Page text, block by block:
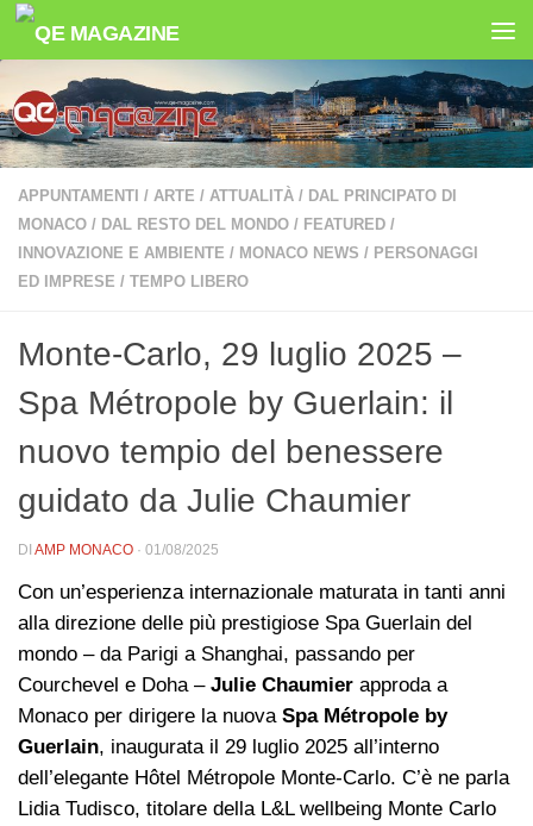
Salta al contenuto
APPUNTAMENTI / ARTE / ATTUALITÀ / DAL PRINCIPATO DI
MONACO / DAL RESTO DEL MONDO / FEATURED /
INNOVAZIONE E AMBIENTE / MONACO NEWS / PERSONAGGI
ED IMPRESE / TEMPO LIBERO
Monte-Carlo, 29 luglio 2025 –
Spa Métropole by Guerlain: il
nuovo tempio del benessere
guidato da Julie Chaumier
DI AMP MONACO · 01/08/2025
Con un’esperienza internazionale maturata in tanti anni
alla direzione delle più prestigiose Spa Guerlain del
mondo – da Parigi a Shanghai, passando per
Courchevel e Doha – Julie Chaumier approda a
Monaco per dirigere la nuova Spa Métropole by
Guerlain, inaugurata il 29 luglio 2025 all’interno
dell’elegante Hôtel Métropole Monte-Carlo. C’è ne parla
Lidia Tudisco, titolare della L&L wellbeing Monte Carlo